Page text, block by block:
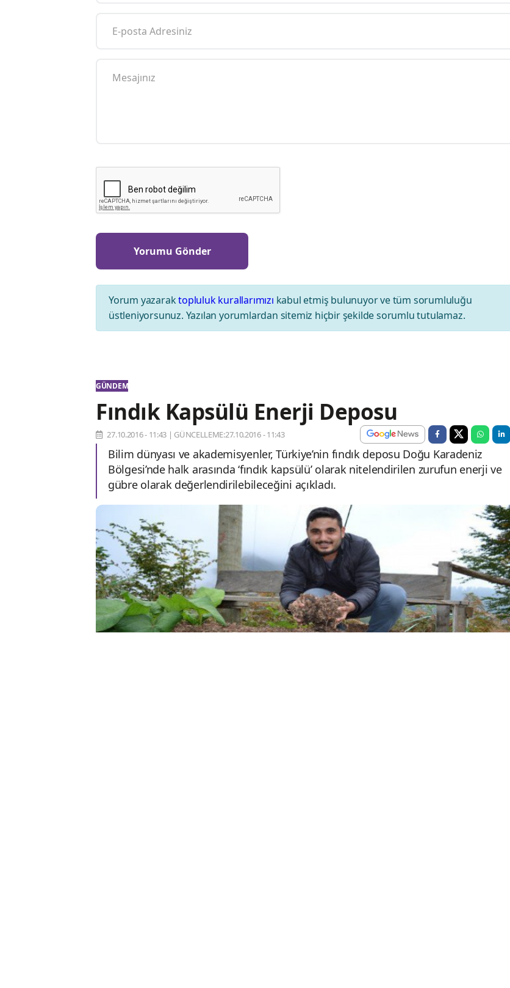
Yorum yazaraktopluluk kurallarımızı kabul etmiş bulunuyor ve tüm sorumluluğu
üstleniyorsunuz. Yazılan yorumlardan sitemiz hiçbir şekilde sorumlu tutulamaz.
GÜNDEM
Fındık Kapsülü Enerji Deposu
27.10.2016 - 11:43 | GÜNCELLEME:27.10.2016 - 11:43
Bilim dünyası ve akademisyenler, Türkiye’nin fındık deposu Doğu Karadeniz
Bölgesi’nde halk arasında ‘fındık kapsülü’ olarak nitelendirilen zurufun enerji ve
gübre olarak değerlendirilebileceğini açıkladı.